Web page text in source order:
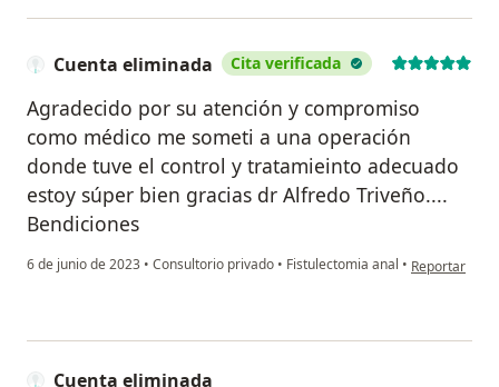
Cuenta eliminada Cita verificada
Agradecido por su atención y compromiso
como médico me someti a una operación
donde tuve el control y tratamieinto adecuado
estoy súper bien gracias dr Alfredo Triveño....
Bendiciones
6 de junio de 2023 • Consultorio privado • Fistulectomia anal • en opinión
Reportar
Cuenta eliminada